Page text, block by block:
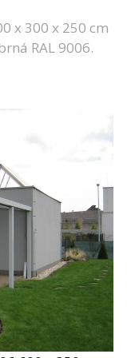
x 300 x 250 cm
RAL 9006.